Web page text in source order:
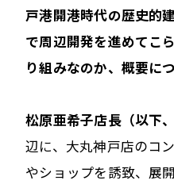
戸港開港時代の歴史的
で周辺開発を進めてこ
り組みなのか、概要に
松原亜希子店長（以下
辺に、大丸神戸店のコ
やショップを誘致、展